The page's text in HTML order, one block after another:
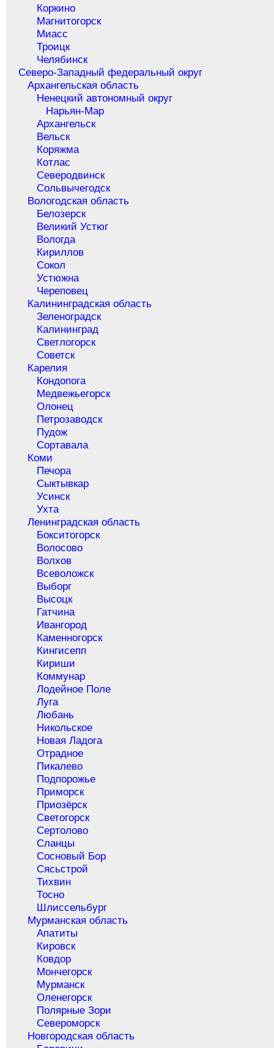
Коркино
Магнитогорск
Миасс
Троицк
Челябинск
Северо-Западный федеральный округ
Архангельская область
Ненецкий автономный округ
Нарьян-Мар
Архангельск
Вельск
Коряжма
Котлас
Северодвинск
Сольвычегодск
Вологодская область
Белозерск
Великий Устюг
Вологда
Кириллов
Сокол
Устюжна
Череповец
Калининградская область
Зеленоградск
Калининград
Светлогорск
Советск
Карелия
Кондопога
Медвежьегорск
Олонец
Петрозаводск
Пудож
Сортавала
Коми
Печора
Сыктывкар
Усинск
Ухта
Ленинградская область
Бокситогорск
Волосово
Волхов
Всеволожск
Выборг
Высоцк
Гатчина
Ивангород
Каменногорск
Кингисепп
Кириши
Коммунар
Лодейное Поле
Луга
Любань
Никольское
Новая Ладога
Отрадное
Пикалево
Подпорожье
Приморск
Приозёрск
Светогорск
Сертолово
Сланцы
Сосновый Бор
Сясьстрой
Тихвин
Тосно
Шлиссельбург
Мурманская область
Апатиты
Кировск
Ковдор
Мончегорск
Мурманск
Оленегорск
Полярные Зори
Североморск
Новгородская область